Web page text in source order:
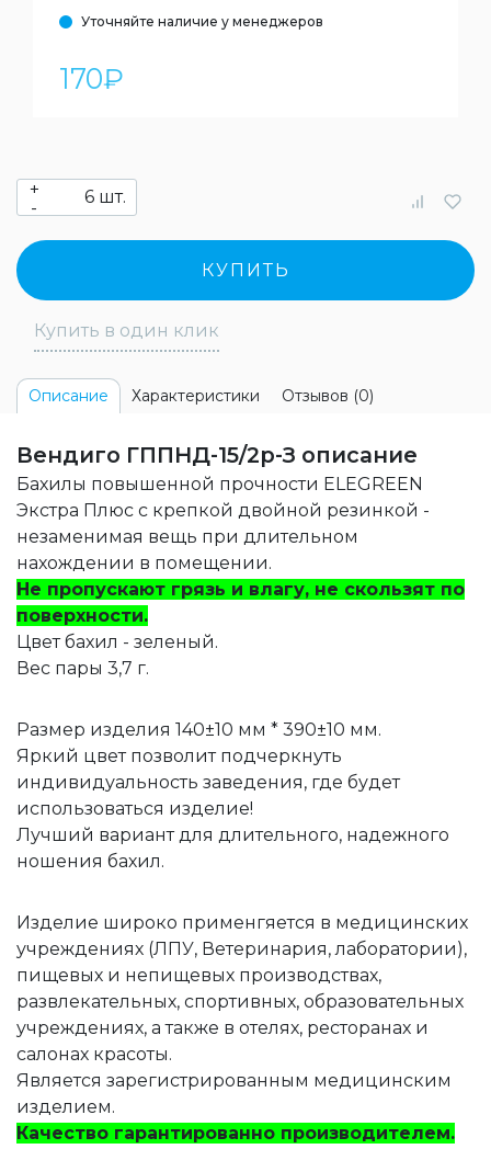
Уточняйте наличие у менеджеров
170₽
+
-
шт.
КУПИТЬ
Купить в один клик
Описание Характеристики Отзывов (0)
Вендиго ГППНД-15/2р-З описание
Бахилы повышенной прочности ELEGREEN
Экстра Плюс с крепкой двойной резинкой -
незаменимая вещь при длительном
нахождении в помещении.
Не пропускают грязь и влагу, не скользят по
поверхности.
Цвет бахил - зеленый.
Вес пары 3,7 г.
Размер изделия 140±10 мм * 390±10 мм.
Яркий цвет позволит подчеркнуть
индивидуальность заведения, где будет
использоваться изделие!
Лучший вариант для длительного, надежного
ношения бахил.
Изделие широко применгяется в медицинских
учреждениях (ЛПУ, Ветеринария, лаборатории),
пищевых и непищевых производствах,
развлекательных, спортивных, образовательных
учреждениях, а также в отелях, ресторанах и
салонах красоты.
Является зарегистрированным медицинским
изделием.
Качество гарантированно производителем.